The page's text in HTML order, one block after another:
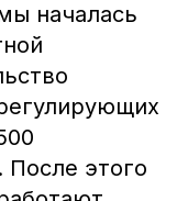
началась
После этого